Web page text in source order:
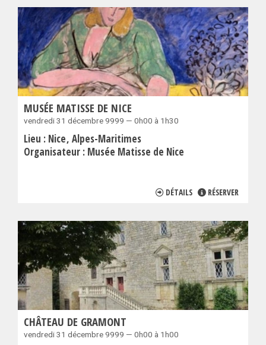
MUSÉE MATISSE DE NICE
vendredi 31 décembre 9999 — 0h00 à 1h30
Lieu : Nice Alpes-Maritimes
Organisateur : Musée Matisse de Nice
DÉTAILS RÉSERVER
CHÂTEAU DE GRAMONT
vendredi 31 décembre 9999 — 0h00 à 1h00